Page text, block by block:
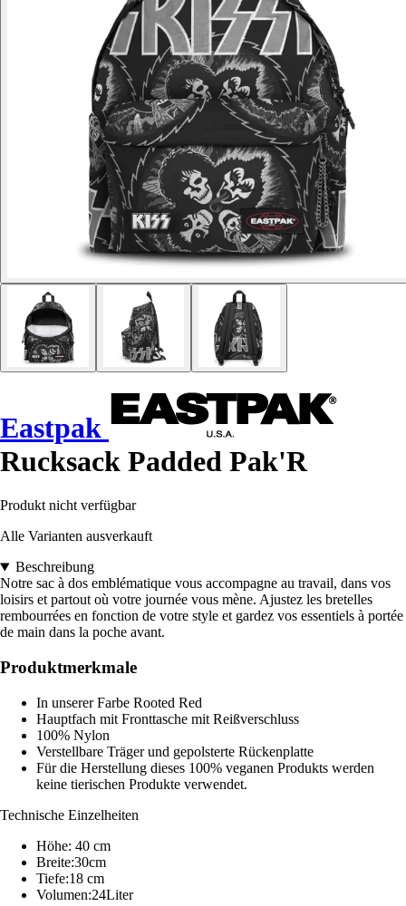
Eastpak
Rucksack Padded Pak'R
Produkt nicht verfügbar
Alle Varianten ausverkauft
Beschreibung
Notre sac à dos emblématique vous accompagne au travail, dans vos
loisirs et partout où votre journée vous mène. Ajustez les bretelles
rembourrées en fonction de votre style et gardez vos essentiels à portée
de main dans la poche avant.
Produktmerkmale
In unserer Farbe Rooted Red
Hauptfach mit Fronttasche mit Reißverschluss
100% Nylon
Verstellbare Träger und gepolsterte Rückenplatte
Für die Herstellung dieses 100% veganen Produkts werden
keine tierischen Produkte verwendet.
Technische Einzelheiten
Höhe: 40 cm
Breite:30cm
Tiefe:18 cm
Volumen:24Liter